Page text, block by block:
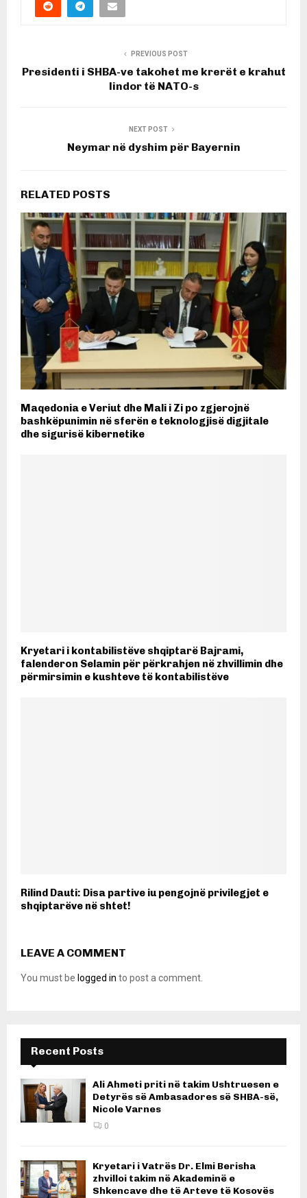
PREVIOUS POST
Presidenti i SHBA-ve takohet me krerët e krahut
lindor të NATO-s
NEXT POST
Neymar në dyshim për Bayernin
RELATED POSTS
Maqedonia e Veriut dhe Mali i Zi po zgjerojnë
bashkëpunimin në sferën e teknologjisë digjitale
dhe sigurisë kibernetike
Kryetari i kontabilistëve shqiptarë Bajrami,
falenderon Selamin për përkrahjen në zhvillimin dhe
përmirsimin e kushteve të kontabilistëve
Rilind Dauti: Disa partive iu pengojnë privilegjet e
shqiptarëve në shtet!
LEAVE A COMMENT
You must be logged in to post a comment.
Recent Posts
Ali Ahmeti priti në takim Ushtruesen e
Detyrës së Ambasadores së SHBA-së,
Nicole Varnes
0
Kryetari i Vatrës Dr. Elmi Berisha
zhvilloi takim në Akademinë e
Shkencave dhe të Arteve të Kosovës